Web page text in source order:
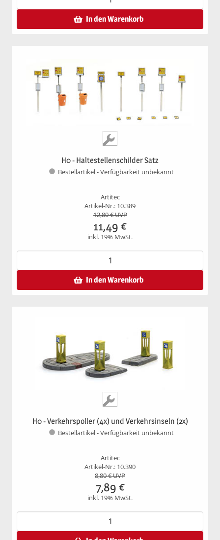
In den Warenkorb
H0 - Haltestellenschilder Satz
Bestellartikel - Verfügbarkeit unbekannt
Artitec
Artikel-Nr.: 10.389
12,80€ UVP
11,49 €
inkl. 19% MwSt.
In den Warenkorb
H0 - Verkehrspoller (4x) und Verkehrsinseln (2x)
Bestellartikel - Verfügbarkeit unbekannt
Artitec
Artikel-Nr.: 10.390
8,80€ UVP
7,89 €
inkl. 19% MwSt.